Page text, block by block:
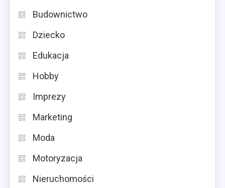
Budownictwo
Dziecko
Edukacja
Hobby
Imprezy
Marketing
Moda
Motoryzacja
Nieruchomości